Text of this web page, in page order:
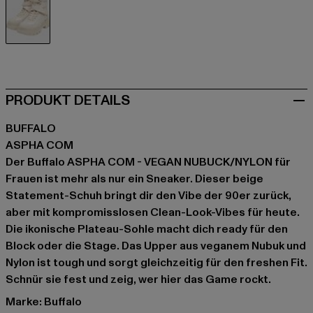
PRODUKT DETAILS
BUFFALO
ASPHA COM
Der Buffalo ASPHA COM - VEGAN NUBUCK/NYLON für
Frauen ist mehr als nur ein Sneaker. Dieser beige
Statement-Schuh bringt dir den Vibe der 90er zurück,
aber mit kompromisslosen Clean-Look-Vibes für heute.
Die ikonische Plateau-Sohle macht dich ready für den
Block oder die Stage. Das Upper aus veganem Nubuk und
Nylon ist tough und sorgt gleichzeitig für den freshen Fit.
Schnür sie fest und zeig, wer hier das Game rockt.
Marke: Buffalo